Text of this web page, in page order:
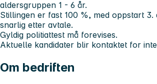
aldersgruppen 1 - 6 år.
Stillingen er fast 100 %, med oppstart
snarlig etter avtale.
Gyldig politiattest må forevises.
Aktuelle kandidater blir kontaktet for
Om bedriften